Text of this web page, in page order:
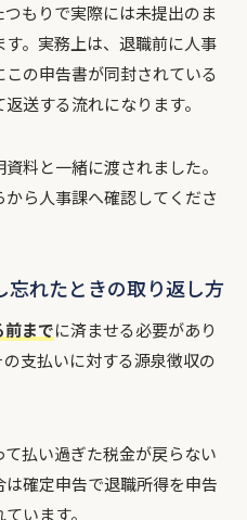
もりで実際には未提出のま
。実務上は、退職前に人事
の申告書が同封されている
送する流れになります。
料と一緒に渡されました。
ら人事課へ確認してくださ
れたときの取り返し方
前までに済ませる必要があり
支払いに対する源泉徴収の
払い過ぎた税金が戻らない
確定申告で退職所得を申告
います。